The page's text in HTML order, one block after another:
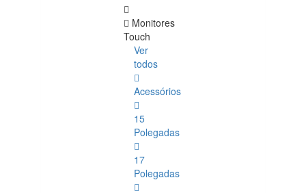
Monitores
Touch
Ver
todos
Acessórios
15
Polegadas
17
Polegadas